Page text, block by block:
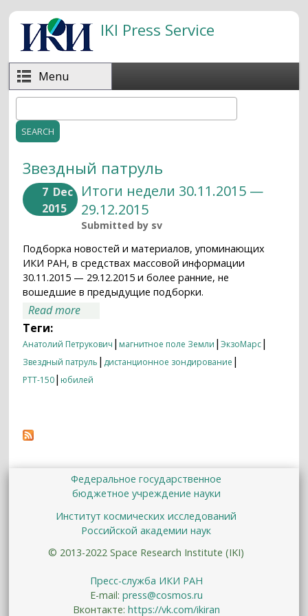
Skip to main content
IKI Press Service
Menu
Search form
Звездный патруль
7 Dec
2015
Итоги недели 30.11.2015 —
29.12.2015
Submitted by sv
Подборка новостей и материалов, упоминающих
ИКИ РАН, в средствах массовой информации
30.11.2015 — 29.12.2015 и более ранние, не
вошедшие в предыдущие подборки.
Read more
Теги:
Анатолий Петрукович | магнитное поле Земли |ЭкзоМарс|
Звездный патруль | дистанционное зондирование |
РТТ-150| юбилей
Федеральное государственное
бюджетное учреждение науки
Институт космических исследований
Российской академии наук
© 2013-2022 Space Research Institute (IKI)
Пресс-служба ИКИ РАН
E-mail: press@cosmos.ru
Вконтакте: https://vk.com/ikiran